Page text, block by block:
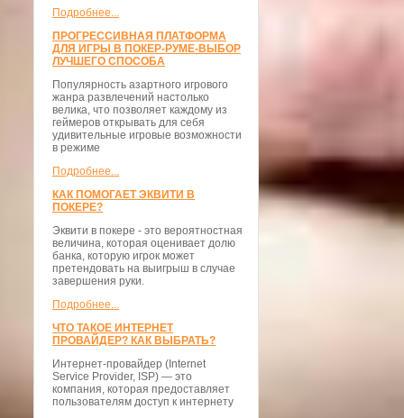
Подробнее...
ПРОГРЕССИВНАЯ ПЛАТФОРМА
ДЛЯ ИГРЫ В ПОКЕР-РУМЕ-ВЫБОР
ЛУЧШЕГО СПОСОБА
Популярность азартного игрового
жанра развлечений настолько
велика, что позволяет каждому из
геймеров открывать для себя
удивительные игровые возможности
в режиме
Подробнее...
КАК ПОМОГАЕТ ЭКВИТИ В
ПОКЕРЕ?
Эквити в покере - это вероятностная
величина, которая оценивает долю
банка, которую игрок может
претендовать на выигрыш в случае
завершения руки.
Подробнее...
ЧТО ТАКОЕ ИНТЕРНЕТ
ПРОВАЙДЕР? КАК ВЫБРАТЬ?
Интернет-провайдер (Internet
Service Provider, ISP) — это
компания, которая предоставляет
пользователям доступ к интернету